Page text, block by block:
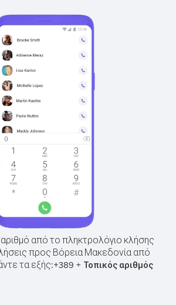
από το πληκτρολόγιο κλήσης
προς Βόρεια Μακεδονία από
τα εξής:+389 + Τοπικός αριθμός